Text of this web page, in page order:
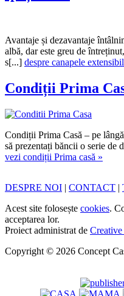
Avantaje și dezavantaje
albă, dar este greu de
s[...] despre canapele
Condiții Prima
Condiții Prima Casă – pe
să prezentați băncii o serie de
vezi condiții Prima casă »
DESPRE NOI | CONTACT |
Acest site folosește cookies.
acceptarea lor.
Proiect administrat de
Copyright © 2026 Concept